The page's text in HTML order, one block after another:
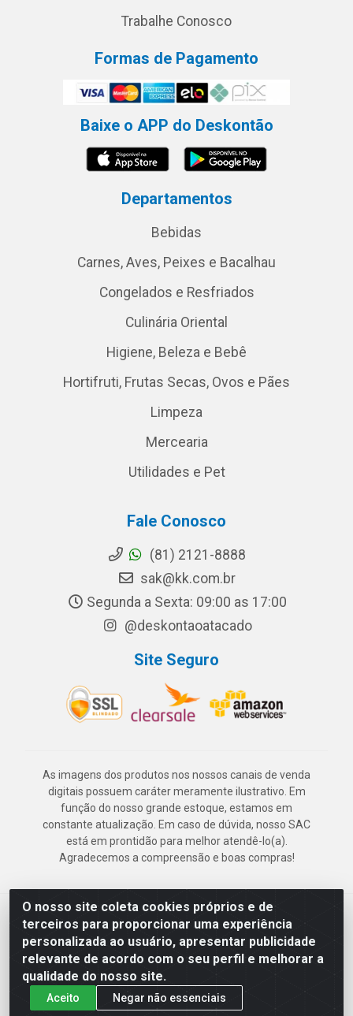
O nosso site coleta cookies próprios e de
terceiros para proporcionar uma experiência
personalizada ao usuário, apresentar publicidade
relevante de acordo com o seu perfil e melhorar a
qualidade do nosso site.
Aceito Negar não essenciais
Trabalhe Conosco
Formas de Pagamento
Baixe o APP do Deskontão
Departamentos
Bebidas
Carnes, Aves, Peixes e Bacalhau
Congelados e Resfriados
Culinária Oriental
Higiene, Beleza e Bebê
Hortifruti, Frutas Secas, Ovos e Pães
Limpeza
Mercearia
Utilidades e Pet
Fale Conosco
(81) 2121-8888
sak@kk.com.br
Segunda a Sexta: 09:00 as 17:00
@deskontaoatacado
Site Seguro
As imagens dos produtos nos nossos canais de venda
digitais possuem caráter meramente ilustrativo. Em
função do nosso grande estoque, estamos em
constante atualização. Em caso de dúvida, nosso SAC
está em prontidão para melhor atendê-lo(a).
Agradecemos a compreensão e boas compras!
Deskontão Atacado - Av. Marechal Mascarenhas de Morais, 2471 -
Imbiribeira - Recife/PE - CEP 51.150-001 - CNPJ 24.150.377/0003-
57